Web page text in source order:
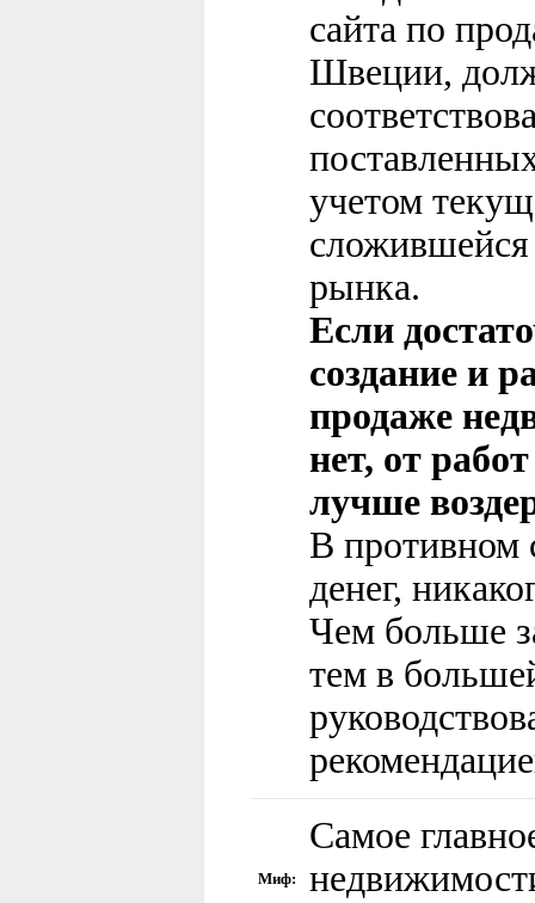
сайта по
Швеции,
учетом
сложившейся
рынка.
Если
создание и
продаже
нет, от
лучше
В противном
денег,
Чем больше
тем в
Миф:
Самое